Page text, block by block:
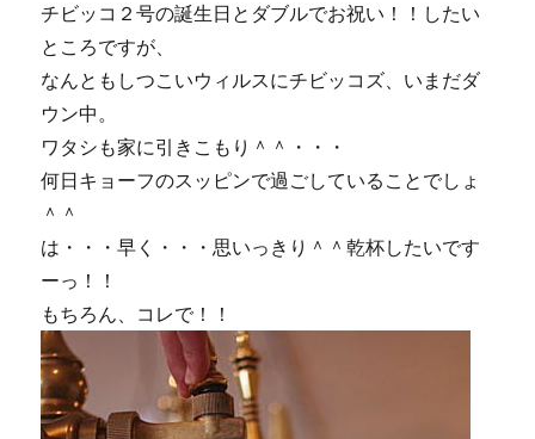
チビッコ２号の誕生日とダブルでお祝い！！したい
ところですが、
なんともしつこいウィルスにチビッコズ、いまだダ
ウン中。
ワタシも家に引きこもり＾＾・・・
何日キョーフのスッピンで過ごしていることでしょ
＾＾
は・・・早く・・・思いっきり＾＾乾杯したいです
ーっ！！
もちろん、コレで！！